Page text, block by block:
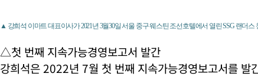
▲ 강희석 이마트 대표이사가 2021년 3월30일 서울 중구 웨스틴 조선호텔에서 열린 SSG 랜더스
△첫 번째 지속가능경영보고서 발간
강희석은 2022년 7월 첫 번째 지속가능경영보고서를 발